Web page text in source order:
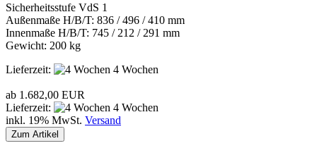
Sicherheitsstufe VdS 1
Außenmaße H/B/T: 836 / 496 / 410 mm
Innenmaße H/B/T: 745 / 212 / 291 mm
Gewicht: 200 kg
Lieferzeit:
4 Wochen
ab 1.682,00 EUR
Lieferzeit:
4 Wochen
inkl. 19% MwSt. Versand
Zum Artikel